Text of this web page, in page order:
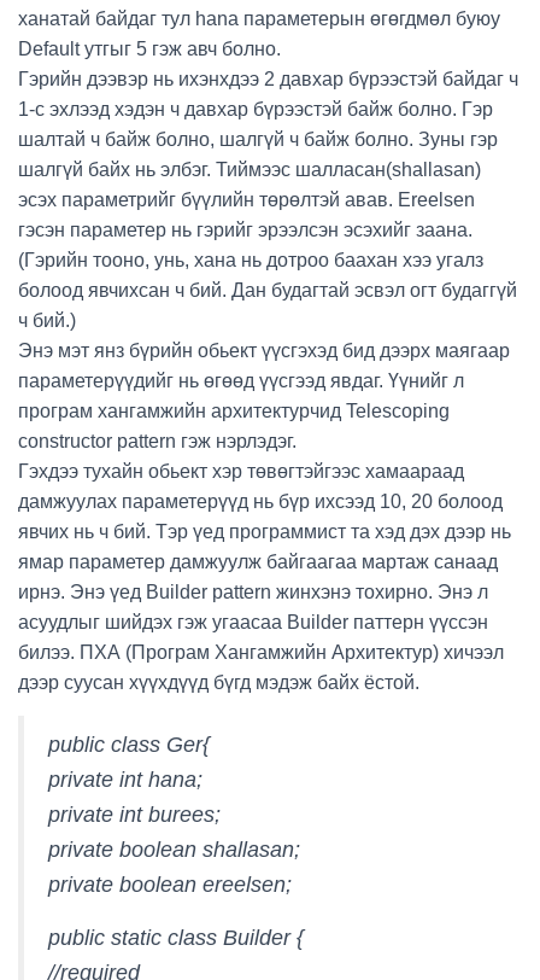
ханатай байдаг тул hana параметерын өгөгдмөл буюу
Default утгыг 5 гэж авч болно.
Гэрийн дээвэр нь ихэнхдээ 2 давхар бүрээстэй байдаг ч
1-с эхлээд хэдэн ч давхар бүрээстэй байж болно. Гэр
шалтай ч байж болно, шалгүй ч байж болно. Зуны гэр
шалгүй байх нь элбэг. Тиймээс шалласан(shallasan)
эсэх параметрийг бүүлийн төрөлтэй авав. Ereelsen
гэсэн параметер нь гэрийг эрээлсэн эсэхийг заана.
(Гэрийн тооно, унь, хана нь дотроо баахан хээ угалз
болоод явчихсан ч бий. Дан будагтай эсвэл огт будаггүй
ч бий.)
Энэ мэт янз бүрийн обьект үүсгэхэд бид дээрх маягаар
параметерүүдийг нь өгөөд үүсгээд явдаг. Үүнийг л
програм хангамжийн архитектурчид Telescoping
constructor pattern гэж нэрлэдэг.
Гэхдээ тухайн обьект хэр төвөгтэйгээс хамаараад
дамжуулах параметерүүд нь бүр ихсээд 10, 20 болоод
явчих нь ч бий. Тэр үед программист та хэд дэх дээр нь
ямар параметер дамжуулж байгаагаа мартаж санаад
ирнэ. Энэ үед Builder pattern жинхэнэ тохирно. Энэ л
асуудлыг шийдэх гэж угаасаа Builder паттерн үүссэн
билээ. ПХА (Програм Хангамжийн Архитектур) хичээл
дээр суусан хүүхдүүд бүгд мэдэж байх ёстой.
public class Ger{
private int hana;
private int burees;
private boolean shallasan;
private boolean ereelsen;
public static class Builder {
//required